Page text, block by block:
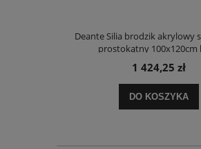
Deante Silia brodzik akrylowy
prostokątny 100x120cm
1 424,25 zł
DO KOSZYKA